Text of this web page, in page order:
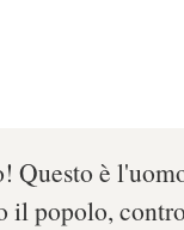
è
il popolo,